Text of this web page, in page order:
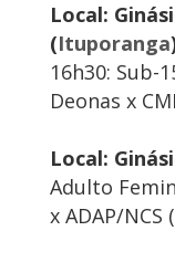
Local:
(Ituporanga
16h30: Sub-
Deonas x
Local:
Adulto
x ADAP/NCS